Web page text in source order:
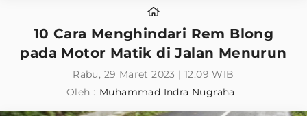
10 Cara Menghindari Rem Blong
pada Motor Matik di Jalan Menurun
Rabu, 29 Maret 2023 | 12:09 WIB
Oleh : Muhammad Indra Nugraha